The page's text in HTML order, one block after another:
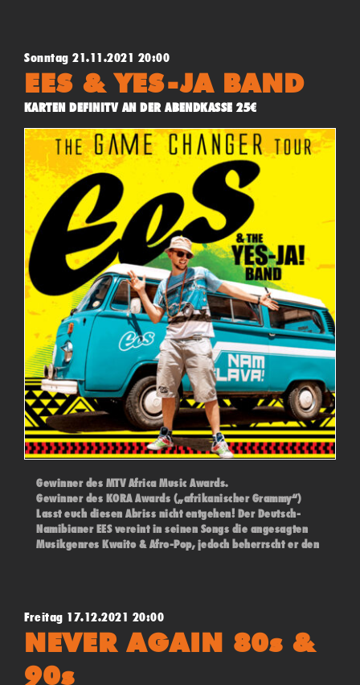
Sonntag 21.11.2021 20:00
EES & YES-JA BAND
KARTEN DEFINITV AN DER ABENDKASSE 25€
Gewinner des MTV Africa Music Awards.
Gewinner des KORA Awards („afrikanischer Grammy“)
Lasst euch diesen Abriss nicht entgehen! Der Deutsch-
Namibianer EES vereint in seinen Songs die angesagten
Musikgenres Kwaito & Afro-Pop, jedoch beherrscht er den
Freitag 17.12.2021 20:00
NEVER AGAIN 80s &
90s